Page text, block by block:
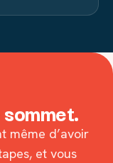
même d’avoir
et vous